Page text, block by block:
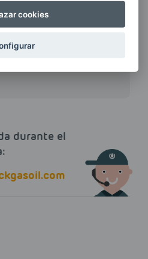
novedades de AVIA
durante el
cookies